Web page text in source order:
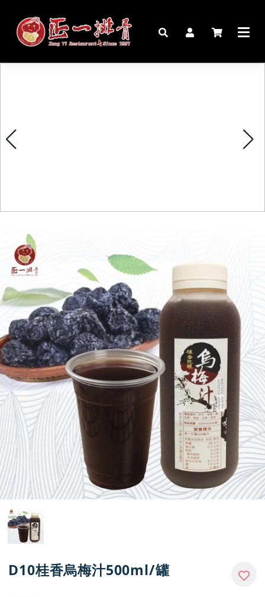
購物說明
媒體報導
門市資訊
D10桂香烏梅汁500ml/罐